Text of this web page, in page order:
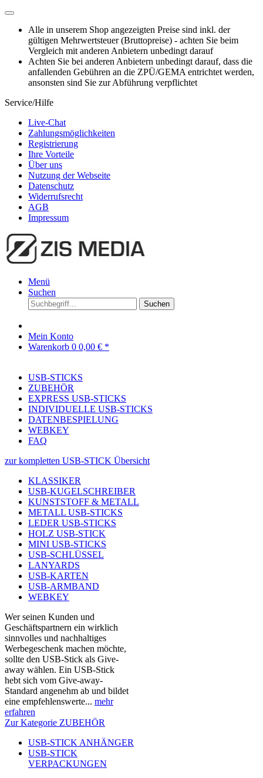
Alle in unserem Shop angezeigten Preise sind inkl. der
gültigen Mehrwertsteuer (Bruttopreise) - achten Sie beim
Vergleich mit anderen Anbietern unbedingt darauf
Achten Sie bei anderen Anbietern unbedingt darauf, dass die
anfallenden Gebühren an die ZPÜ/GEMA entrichtet werden,
ansonsten sind Sie zur Abführung verpflichtet
Service/Hilfe
Live-Chat
Zahlungsmöglichkeiten
Registrierung
Ihre Vorteile
Über uns
Nutzung der Webseite
Datenschutz
Widerrufsrecht
AGB
Impressum
Menü
Suchen
Suchen
Mein Konto
Warenkorb 0 0,00 € *
USB-STICKS
ZUBEHÖR
EXPRESS USB-STICKS
INDIVIDUELLE USB-STICKS
DATENBESPIELUNG
WEBKEY
FAQ
zur kompletten USB-STICK Übersicht
KLASSIKER
USB-KUGELSCHREIBER
KUNSTSTOFF & METALL
METALL USB-STICKS
LEDER USB-STICKS
HOLZ USB-STICK
MINI USB-STICKS
USB-SCHLÜSSEL
LANYARDS
USB-KARTEN
USB-ARMBAND
WEBKEY
Wer seinen Kunden und
Geschäftspartnern ein wirklich
sinnvolles und nachhaltiges
Werbegeschenk machen möchte,
sollte den USB-Stick als Give-
away wählen. Ein USB-Stick
hebt sich vom Give-away-
Standard angenehm ab und bildet
eine empfehlenswerte... mehr
erfahren
Zur Kategorie ZUBEHÖR
USB-STICK ANHÄNGER
USB-STICK
VERPACKUNGEN